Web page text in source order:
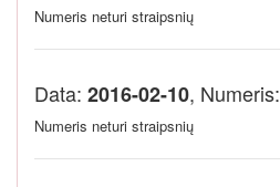
Numeris neturi straipsnių
Data: 2016-02-10, Numeris:
Numeris neturi straipsnių